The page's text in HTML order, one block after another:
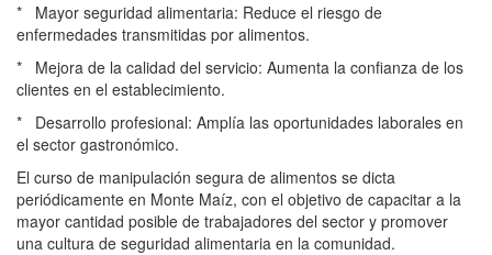
*
Mayor seguridad alimentaria: Reduce el riesgo de
enfermedades transmitidas por alimentos.
*
Mejora de la calidad del servicio: Aumenta la confianza de los
clientes en el establecimiento.
*
Desarrollo profesional: Amplía las oportunidades laborales en
el sector gastronómico.
El curso de manipulación segura de alimentos se dicta
periódicamente en Monte Maíz, con el objetivo de capacitar a la
mayor cantidad posible de trabajadores del sector y promover
una cultura de seguridad alimentaria en la comunidad.